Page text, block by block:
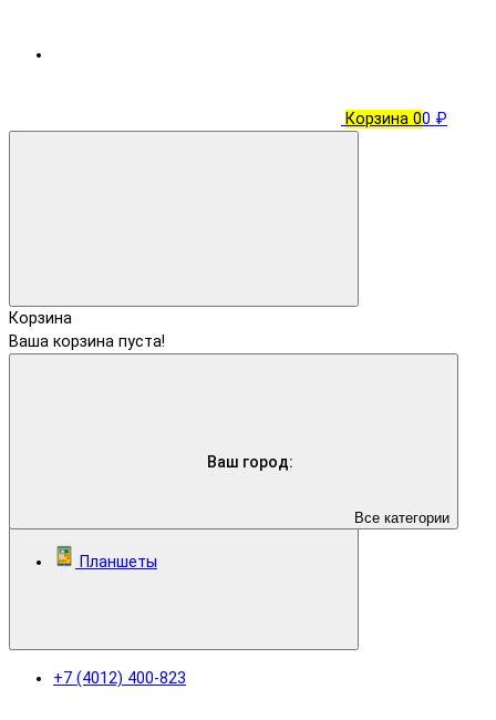
Ваш город:
+7 (4012) 400-823
Корзина 00 ₽
Корзина
Ваша корзина пуста!
Все категории
Планшеты